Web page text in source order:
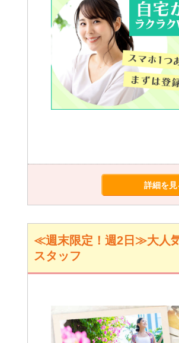
詳細を見
≪週末限定！週2日≫大人
スタッフ